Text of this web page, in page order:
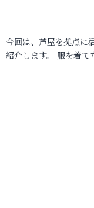
今回は、芦屋を拠点に
紹介します。 服を着